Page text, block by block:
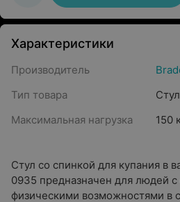
Характеристики
Производитель
Тип товара
Максимальная нагрузка
150
Стул со спинкой для купания в
0935 предназначен для людей
физическими возможностями в